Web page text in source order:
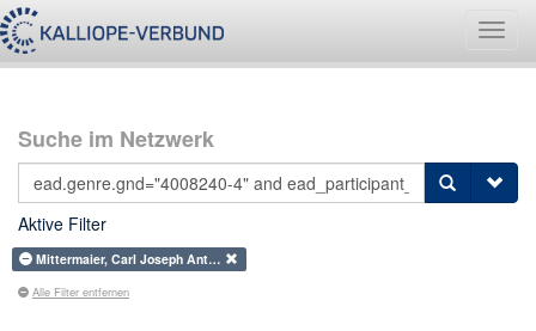
Suche im Netzwerk
Aktive Filter
Mittermaier, Carl Joseph Ant…
Alle Filter entfernen